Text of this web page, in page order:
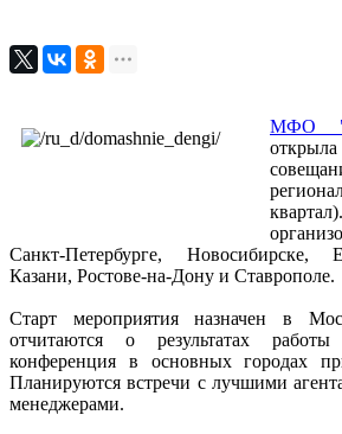
МФО
Санкт-Петербурге, Новосибирске,
Казани, Ростове-на-Дону и Ставрополе.
Старт мероприятия назначен в
отчитаются о результатах
конференция в основных городах
Планируются встречи с лучшими
менеджерами.